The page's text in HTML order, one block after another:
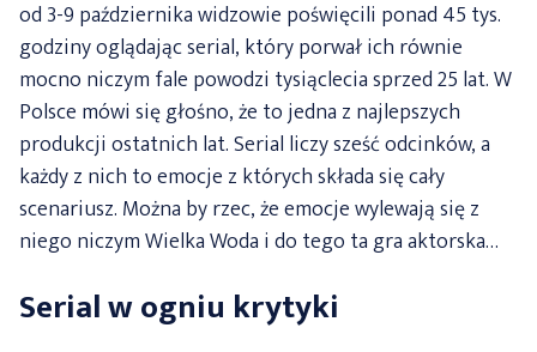
od 3-9 października widzowie poświęcili ponad 45 tys.
godziny oglądając serial, który porwał ich równie
mocno niczym fale powodzi tysiąclecia sprzed 25 lat. W
Polsce mówi się głośno, że to jedna z najlepszych
produkcji ostatnich lat. Serial liczy sześć odcinków, a
każdy z nich to emocje z których składa się cały
scenariusz. Można by rzec, że emocje wylewają się z
niego niczym Wielka Woda i do tego ta gra aktorska…
Serial w ogniu krytyki